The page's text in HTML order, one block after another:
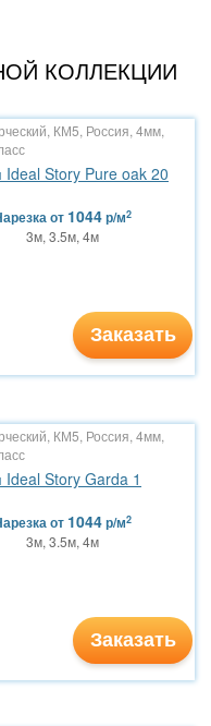
КОЛЛЕКЦИИ
КМ5, Россия, 4мм,
Story Pure oak 20
от 1044р/м2
3м, 3.5м, 4м
Заказать
КМ5, Россия, 4мм,
Story Garda 1
от 1044р/м2
3м, 3.5м, 4м
Заказать